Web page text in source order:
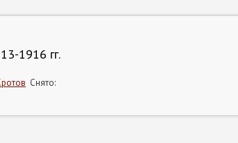
1916 гг.
Снято: